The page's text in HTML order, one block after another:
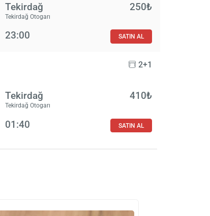
Tekirdağ
Tekirdağ Otogarı
250₺
23:00 SATIN AL
2+1
Tekirdağ
Tekirdağ Otogarı
410₺
01:40 SATIN AL